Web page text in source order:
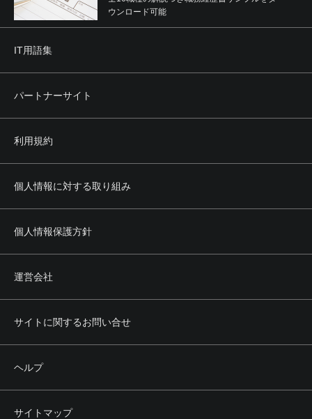
ウンロード可能
IT用語集
パートナーサイト
利用規約
個人情報に対する取り組み
個人情報保護方針
運営会社
サイトに関するお問い合せ
ヘルプ
サイトマップ